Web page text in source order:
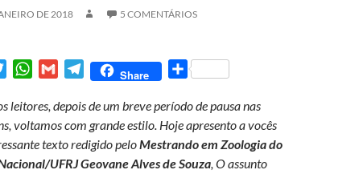
DE 2018 5 COMENTÁRIOS
i
t
t
e
W
a
t
s
A
G
a
i
l
T
l
e
g
r
Share
S
a
r
e
leitores, depois de um breve período de pausa nas
voltamos com grande estilo. Hoje apresento a vocês
texto redigido peloMestrando em Zoologia do
UFRJ Geovane Alves de Souza, O assunto